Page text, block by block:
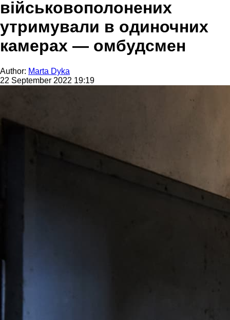
військовополонених
утримували в одиночних
камерах — омбудсмен
Author: Marta Dyka
22 September 2022 19:19